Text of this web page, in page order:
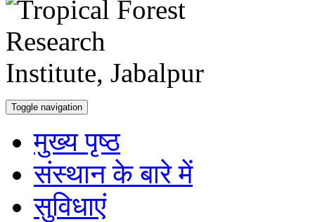
Toggle navigation
मुख्य पृष्ठ
संस्थान के बारे में
सुविधाएं